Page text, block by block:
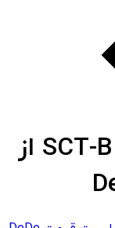
ابزار پرس وایرشو مدل SCT-B از